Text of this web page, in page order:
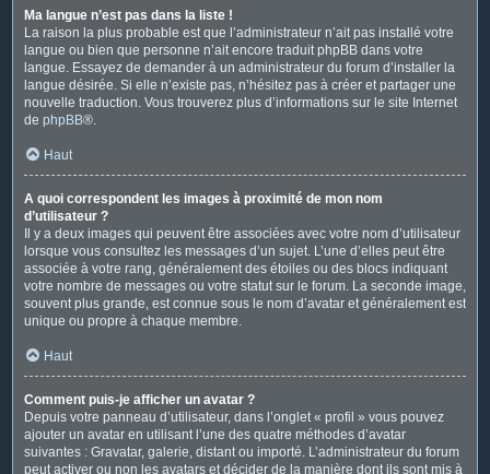
Ma langue n’est pas dans la liste !
La raison la plus probable est que l’administrateur n’ait pas installé votre
langue ou bien que personne n’ait encore traduit phpBB dans votre
langue. Essayez de demander à un administrateur du forum d’installer la
langue désirée. Si elle n’existe pas, n’hésitez pas à créer et partager une
nouvelle traduction. Vous trouverez plus d’informations sur le site Internet
de phpBB®.
Haut
A quoi correspondent les images à proximité de mon nom
d’utilisateur ?
Il y a deux images qui peuvent être associées avec votre nom d’utilisateur
lorsque vous consultez les messages d’un sujet. L’une d’elles peut être
associée à votre rang, généralement des étoiles ou des blocs indiquant
votre nombre de messages ou votre statut sur le forum. La seconde image,
souvent plus grande, est connue sous le nom d’avatar et généralement est
unique ou propre à chaque membre.
Haut
Comment puis-je afficher un avatar ?
Depuis votre panneau d’utilisateur, dans l’onglet « profil » vous pouvez
ajouter un avatar en utilisant l’une des quatre méthodes d’avatar
suivantes : Gravatar, galerie, distant ou importé. L’administrateur du forum
peut activer ou non les avatars et décider de la manière dont ils sont mis à